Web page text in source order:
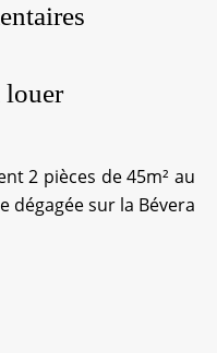
louer
2 pièces de 45m² au
dégagée sur la Bévera